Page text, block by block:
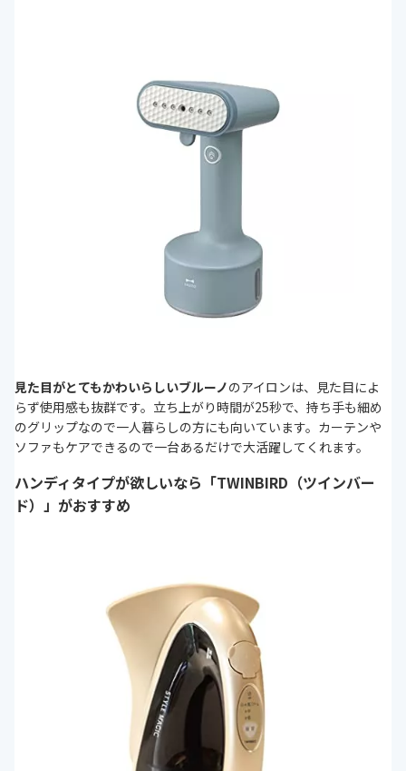
見た目がとてもかわいらしいブルーノのアイロンは、見た目によ
らず使用感も抜群です。立ち上がり時間が25秒で、持ち手も細め
のグリップなので一人暮らしの方にも向いています。カーテンや
ソファもケアできるので一台あるだけで大活躍してくれます。
ハンディタイプが欲しいなら「TWINBIRD（ツインバー
ド）」がおすすめ